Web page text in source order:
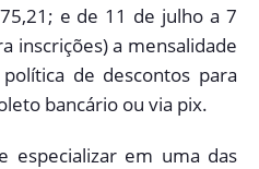
e de 11 de julho a 7
inscrições) a mensalidade
de descontos para
bancário ou via pix.
especializar em uma das